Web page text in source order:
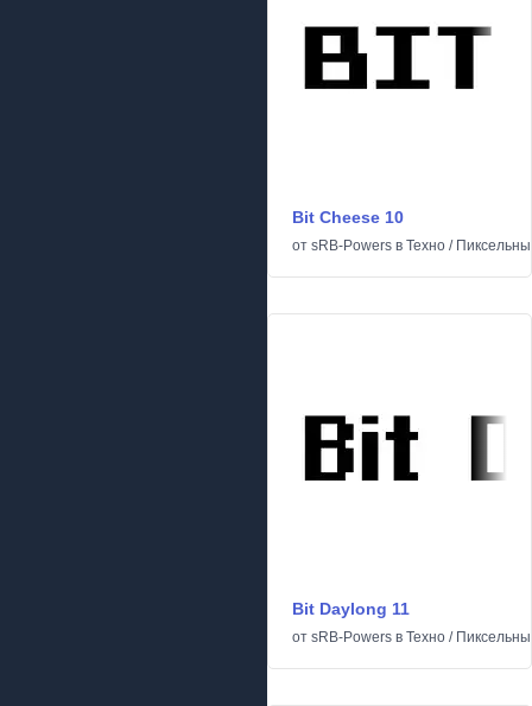
Bit Cheese 10
от sRB-Powers в Техно /
Bit Daylong 11
от sRB-Powers в Техно /